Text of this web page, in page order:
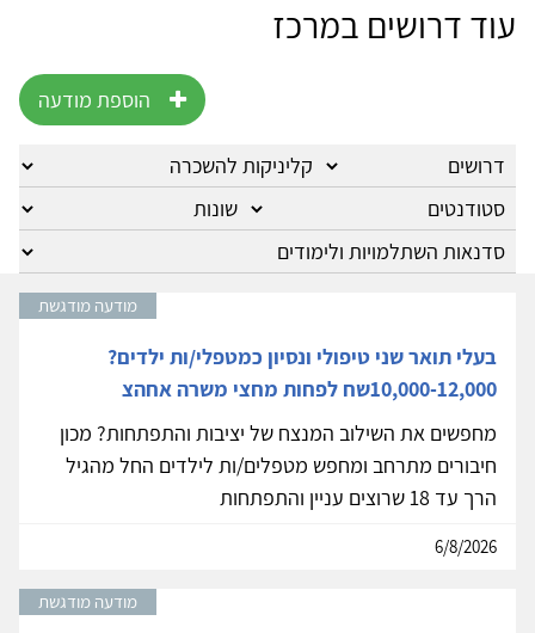
עוד דרושים במרכז
הוספת מודעה
מודעה מודגשת
בעלי תואר שני טיפולי ונסיון כמטפלי/ות ילדים?
10,000-12,000שח לפחות מחצי משרה אחהצ
מחפשים את השילוב המנצח של יציבות והתפתחות? מכון
חיבורים מתרחב ומחפש מטפלים/ות לילדים החל מהגיל
הרך עד 18 שרוצים עניין והתפתחות
6/8/2026
מודעה מודגשת